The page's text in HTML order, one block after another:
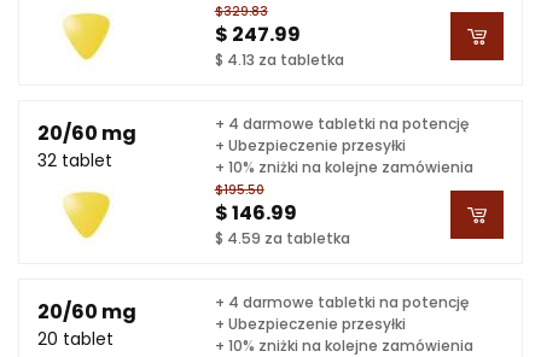
$329.83
$ 247.99
$ 4.13 za tabletka
20/60 mg
32 tablet
$195.50
$ 146.99
$ 4.59 za tabletka
+ 4 darmowe tabletki na potencję
+ Ubezpieczenie przesyłki
+ 10% zniżki na kolejne zamówienia
20/60 mg
20 tablet
+ 4 darmowe tabletki na potencję
+ Ubezpieczenie przesyłki
+ 10% zniżki na kolejne zamówienia